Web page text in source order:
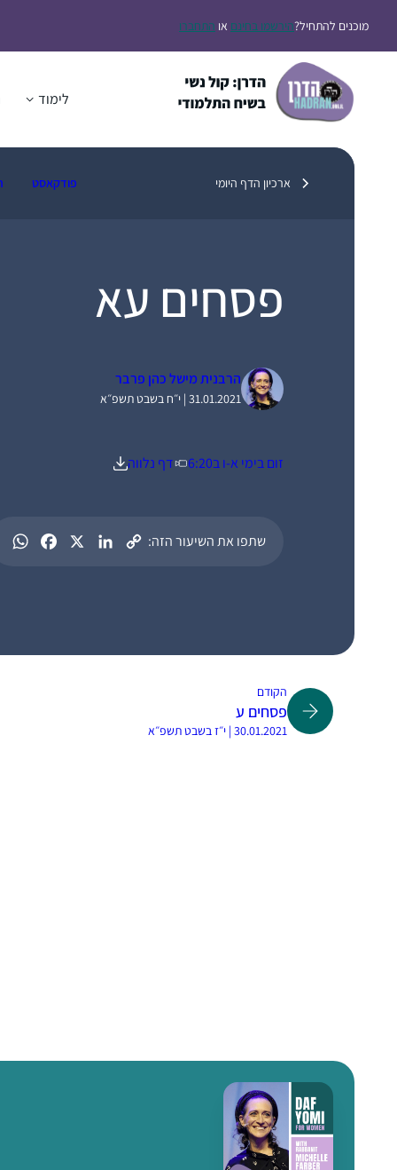
לתוכןמוכנים להתחיל?הירשמו בחינם או התחברו
לימוד
ארכיון הדף היומי פודקאסט
פסחים עא
הרבנית מישל כהן פרבר
31.01.2021 | י״ח בשבט תשפ״א
זום בימי א-ו ב6:20 דף נלווה
שתפו את השיעור הזה:
הקודם
פסחים ע
30.01.2021 | י״ז בשבט תשפ״א